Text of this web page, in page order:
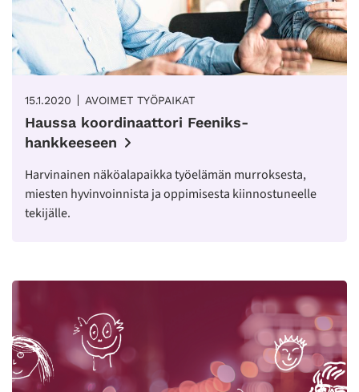
15.1.2020 AVOIMET TYÖPAIKAT
Haussa koordinaattori Feeniks-
hankkeeseen
Harvinainen näköalapaikka työelämän murroksesta,
miesten hyvinvoinnista ja oppimisesta kiinnostuneelle
tekijälle.